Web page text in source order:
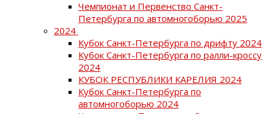
Чемпионат и Первенство Санкт-
Петербурга по автомногоборью 2025
2024
Кубок Санкт-Петербурга по дрифту 2024
Кубок Санкт-Петербурга по ралли-кроссу
2024
КУБОК РЕСПУБЛИКИ КАРЕЛИЯ 2024
Кубок Санкт-Петербурга по
автомногоборью 2024